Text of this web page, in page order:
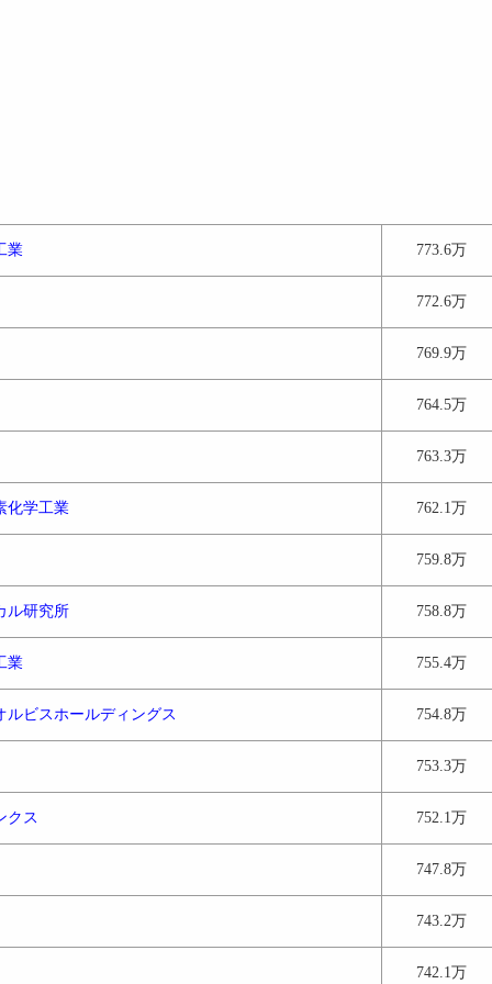
業 773.6万
772.6万
769.9万
764.5万
763.3万
化学工業 762.1万
759.8万
ル研究所 758.8万
業 755.4万
ルビスホールディングス 754.8万
753.3万
クス 752.1万
747.8万
743.2万
742.1万